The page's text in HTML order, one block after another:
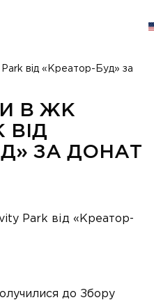
від «Креатор-Буд» за
В ЖК
ВІД
ЗА ДОНАТ
до Збору